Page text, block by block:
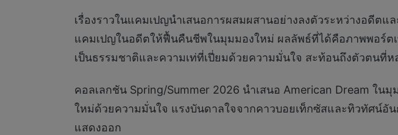
เรื่องราวในแคมเปญนำเสนอการผสมผสานอย่างลงตัวระหว่างอดี
แคมเปญในอดีตให้ฟื้นคืนชีพในมุมมองใหม่ ผลลัพธ์ที่ได้คือภาพพอร์ตเ
เป็นธรรมชาติและความเท่ที่เปี่ยมด้วยความมั่นใจ สะท้อนถึงตัวตนที่
คอลเลกชัน Spring/Summer 2026 นำเสนอ American Dream ใ
ใหม่ด้วยความมั่นใจ แรงบันดาลใจจากคาวบอยเท็กซัสและทิวทัศน์อั
แสดงออก